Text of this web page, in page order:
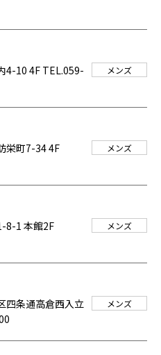
4-10 4F TEL.059-
メンズ
栄町7-34 4F
メンズ
8-1 本館2F
メンズ
四条通高倉西入立
メンズ